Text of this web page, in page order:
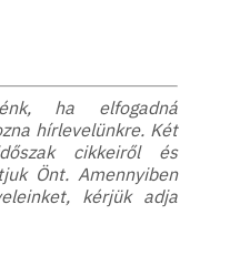
ha elfogadná
hírlevelünkre. Két
cikkeiről és
Önt. Amennyiben
kérjük adja